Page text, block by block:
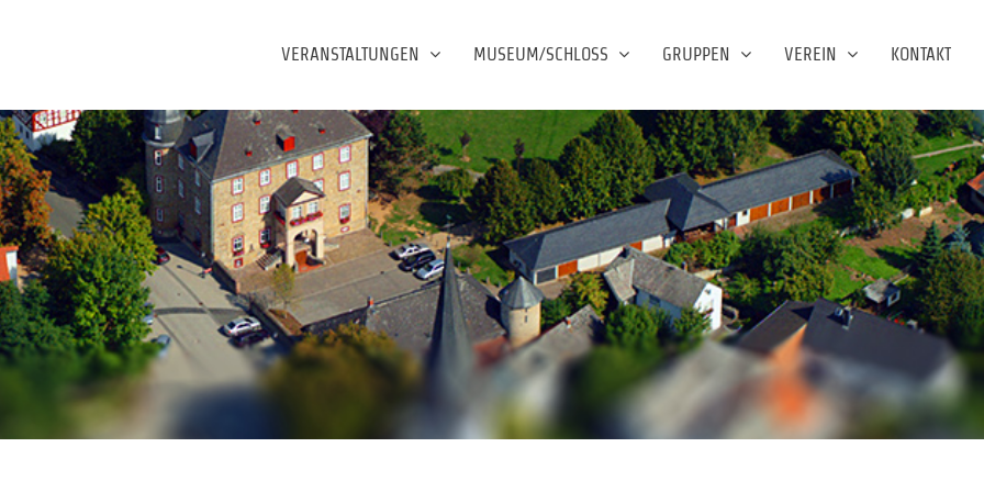
VERANSTALTUNGEN MUSEUM/SCHLOSS GRUPPEN VEREIN KONTAKT